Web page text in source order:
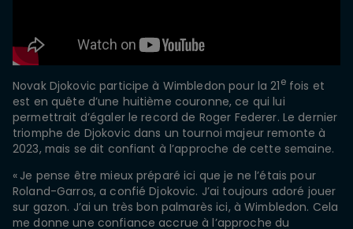
Novak Djokovic participe à Wimbledon pour la 21efois et
est en quête d’une huitième couronne, ce qui lui
permettrait d’égaler le record de Roger Federer. Le dernier
triomphe de Djokovic dans un tournoi majeur remonte à
2023, mais se dit confiant à l’approche de cette semaine.
« Je pense être mieux préparé ici que je ne l’étais pour
Roland-Garros, a confié Djokovic. J’ai toujours adoré jouer
sur gazon. J’ai un très bon palmarès ici, à Wimbledon. Cela
me donne une confiance accrue à l’approche du